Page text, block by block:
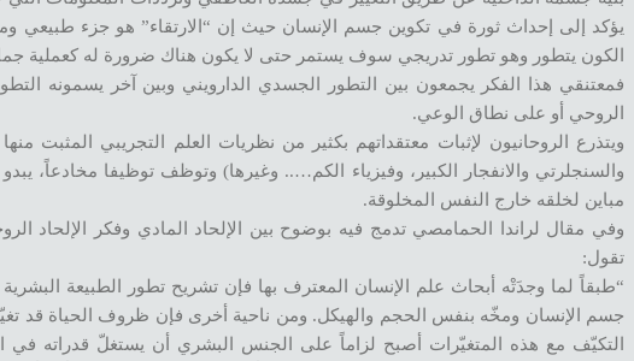
يؤكد إلى إحداث ثورة في تكوين جسم الإنسان حيث إن “الارتقاء” هو جزء طبيعي
الكون يتطور وهو تطور تدريجي سوف يستمر حتى لا يكون هناك ضرورة له كعملية
فمعتنقي هذا الفكر يجمعون بين التطور الجسدي الدارويني وبين آخر يسمونه
الروحي أو على نطاق الوعي.
ويتذرع الروحانيون لإثبات معتقداتهم بكثير من نظريات العلم التجريبي المثبت
والسنجلرتي والانفجار الكبير، وفيزياء الكم….. وغيرها) وتوظف توظيفا
مباين لخلقه خارج النفس المخلوقة.
وفي مقال لراندا الحمامصي تدمج فيه بوضوح بين الإلحاد المادي وفكر الإلحاد
تقول:
“طبقاً لما وجدَتْه أبحاث علم الإنسان المعترف بها فإن تشريح تطور الطبيعة
جسم الإنسان ومخّه بنفس الحجم والهيكل. ومن ناحية أخرى فإن ظروف الحياة قد
التكيّف مع هذه المتغيّرات أصبح لزاماً على الجنس البشري أن يستغلّ قدراته في